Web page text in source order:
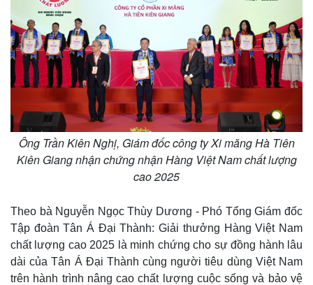
Pháp luật
Vụ án
Tin nóng
Tư vấn luật
Quân sự - Quốc phòng
Vũ khí
Việt Nam
Phân tích
Ông Trần Kiên Nghị, Giám đốc công ty Xi măng Hà Tiên
Kiên Giang nhận chứng nhận Hàng Việt Nam chất lượng
cao 2025
Theo bà Nguyễn Ngọc Thùy Dương - Phó Tổng Giám đốc
Tập đoàn Tân Á Đại Thành: Giải thưởng Hàng Việt Nam
chất lượng cao 2025 là minh chứng cho sự đồng hành lâu
dài của Tân Á Đại Thành cùng người tiêu dùng Việt Nam
trên hành trình nâng cao chất lượng cuộc sống và bảo vệ